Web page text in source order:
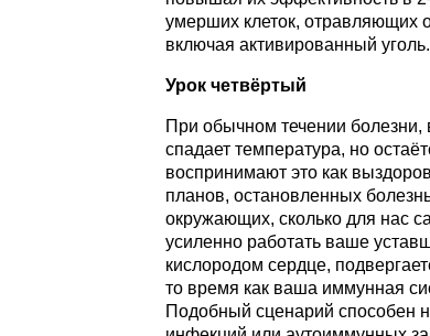
умерших клеток, отравляющих
включая активированный уголь.
Урок четвёртый
При обычном течении
спадает температура, но
воспринимают это как
планов, остановленных
окружающих, сколько для нас
усиленно работать ваше
кислородом сердце,
то время как ваша иммунная
Подобный сценарий способен